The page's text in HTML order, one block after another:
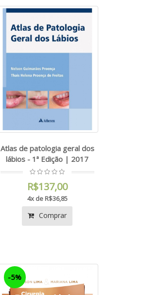
Atlas de patologia geral dos
lábios - 1ª Edição | 2017
R$137,00
4x de R$36,85
Comprar
-5%